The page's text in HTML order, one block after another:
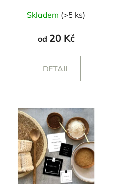
Skladem (>5 ks)
od 20 Kč
DETAIL